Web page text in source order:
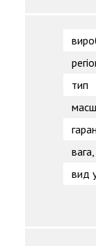
тип
вага,
вид